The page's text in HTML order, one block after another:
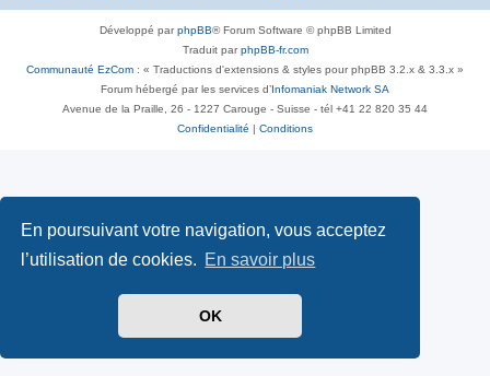
En poursuivant votre navigation, vous acceptez
l’utilisation de cookies. En savoir plus
OK
Développé parphpBB® Forum Software © phpBB Limited
Traduit parphpBB-fr.com
Communauté EzCom : « Traductions d'extensions & styles pour phpBB 3.2.x & 3.3.x »
Forum hébergé par les services d’ Infomaniak Network SA
Avenue de la Praille, 26 - 1227 Carouge - Suisse - tél +41 22 820 35 44
Confidentialité
Conditions